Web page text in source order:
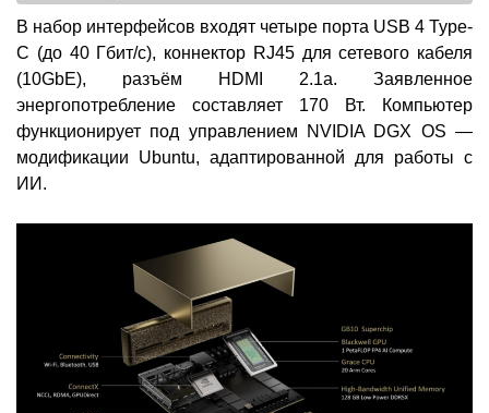
В набор интерфейсов входят четыре порта USB 4 Type-
C (до 40 Гбит/с), коннектор RJ45 для сетевого кабеля
(10GbE), разъём HDMI 2.1a. Заявленное
энергопотребление составляет 170 Вт. Компьютер
функционирует под управлением NVIDIA DGX OS —
модификации Ubuntu, адаптированной для работы с
ИИ.